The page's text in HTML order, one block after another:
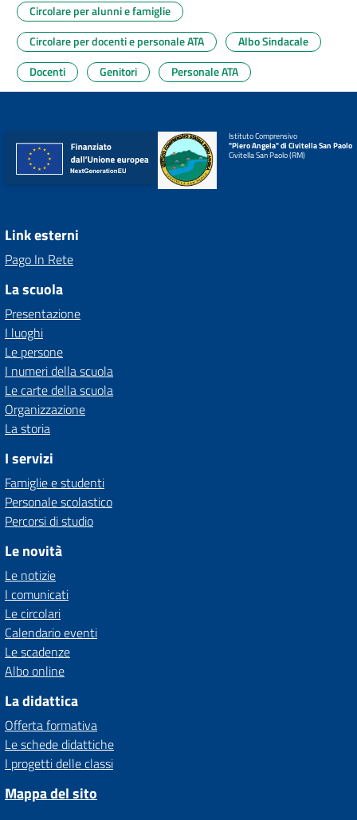
Circolare per alunni e famiglie
Circolare per docenti e personale ATA
Albo Sindacale
Docenti
Genitori Personale ATA
Istituto Comprensivo
"Piero Angela" di Civitella San Paolo
Civitella San Paolo (RM)
Link esterni
Pago In Rete
La scuola
Presentazione
I luoghi
Le persone
I numeri della scuola
Le carte della scuola
Organizzazione
La storia
I servizi
Famiglie e studenti
Personale scolastico
Percorsi di studio
Le novità
Le notizie
I comunicati
Le circolari
Calendario eventi
Le scadenze
Albo online
La didattica
Offerta formativa
Le schede didattiche
I progetti delle classi
Mappa del sito